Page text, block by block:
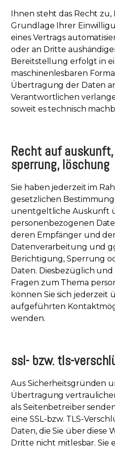
Ihnen steht das Recht zu,
Grundlage Ihrer
eines Vertrags
oder an Dritte
Bereitstellung erfolgt in
maschinenlesbaren
Übertragung der Daten
Verantwortlichen
soweit es technisch
Recht auf
sperrung, löschung
Sie haben jederzeit im
gesetzlichen
unentgeltliche Auskunft
personenbezogenen
deren Empfänger und
Datenverarbeitung und
Berichtigung, Sperrung
Daten. Diesbezüglich
Fragen zum Thema
können Sie sich jederzeit
aufgeführten
wenden.
ssl- bzw. tls-
Aus Sicherheitsgründen
Übertragung
als Seitenbetreiber
eine SSL-bzw. TLS-
Daten, die Sie über diese
Dritte nicht mitlesbar. Sie